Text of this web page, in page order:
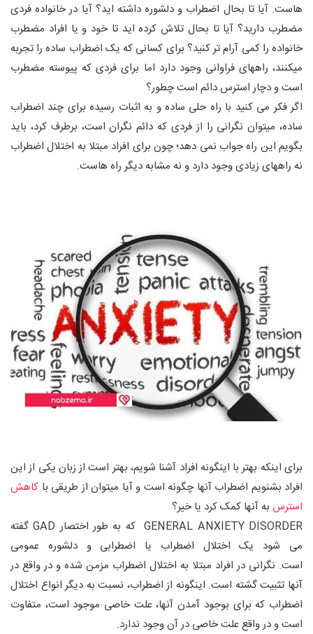
هاست. آیا تا بحال اضطراب و دلشوره داشته اید؟ آیا در خانواده فردی
مضطرب دارید؟ آیا تا بحال تلاش کرده اید تا خود و یا افراد مضطرب
خانواده را کمی آرام تر کنید؟ برای کسانی که یک اضطراب ساده را تجربه
میکنند، راههای فراوانی وجود دارد اما برای فردی که پیوسته مضطرب
است و دچار استرس دائم است چطور؟
اگر فکر می کنید با راه حلی ساده و به اثبات رسیده برای چند اضطراب
ساده، میتوان نگرانی را از فردی که دائم نگران است، برطرف کرد، باید
بگویم این راه جواب نمی دهد؛ چون برای افراد مبتلا به اختلال اضطراب
نه راههای زیادی وجود دارد و نه مشابه دیگر راه هاست.
برای اینکه بهتر با اینگونه افراد آشنا شویم، بهتر است از زبان یکی از این
افراد بشنویم اضطراب آنها چگونه است و آیا میتوان از طریقی با کاهش
استرس به آنها کمک کرد یا خیر؟
GENERAL ANXIETY DISORDER که به طور اختصار GAD گفته
می شود یک اختلال اضطراب یا اضطرابی و دلشوره عمومی
است. نگرانی در افراد مبتلا به اختلال اضطراب مزمن شده و در واقع در
آنها تثبیت گشته است. اینگونه از اضطراب، نسبت به دیگر انواع اختلال
اضطراب که برای بوجود آمدن آنها، علت خاصی موجود است، متفاوت
است و در واقع علت خاصی در آن وجود ندارد.